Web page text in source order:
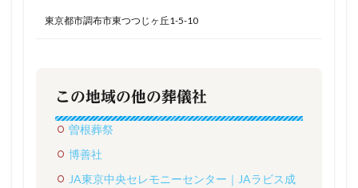
東京都市調布市東つつじヶ丘1-5-10
この地域の他の葬儀社
曽根葬祭
博善社
JA東京中央セレモニーセンター｜JAラビス成